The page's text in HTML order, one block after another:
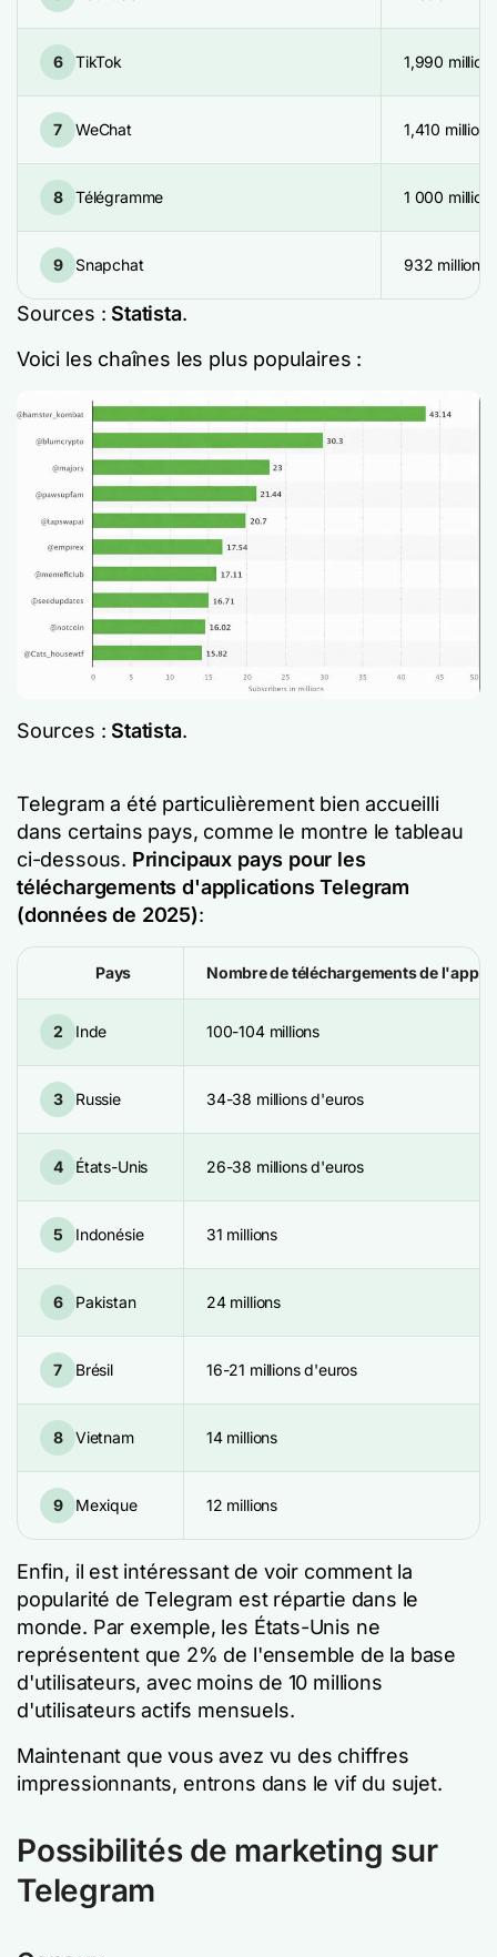
6 TikTok 1,990 million
7 WeChat 1,410
8 Télégramme 1 000
9 Snapchat 932 millions
Sources : Statista.
Voici les chaînes les plus populaires :
Sources : Statista.
Telegram a été particulièrement bien accueilli
dans certains pays, comme le montre le tableau
ci-dessous. Principaux pays pour les
téléchargements d'applications Telegram
(données de 2025):
Pays Nombre de téléchargements de
2 Inde 100-104 millions
3 Russie 34-38 millions d'euros
4 États-Unis 26-38 millions d'euros
5 Indonésie 31 millions
6 Pakistan 24 millions
7 Brésil 16-21 millions d'euros
8 Vietnam 14 millions
9 Mexique 12 millions
Enfin, il est intéressant de voir comment la
popularité de Telegram est répartie dans le
monde. Par exemple, les États-Unis ne
représentent que 2% de l'ensemble de la base
d'utilisateurs, avec moins de 10 millions
d'utilisateurs actifs mensuels.
Maintenant que vous avez vu des chiffres
impressionnants, entrons dans le vif du sujet.
Possibilités de marketing sur
Telegram